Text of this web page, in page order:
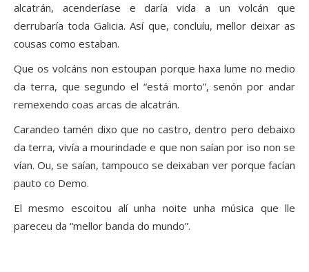
alcatrán, acenderíase e daría vida a un volcán que
derrubaría toda Galicia. Así que, concluíu, mellor deixar as
cousas como estaban.
Que os volcáns non estoupan porque haxa lume no medio
da terra, que segundo el “está morto”, senón por andar
remexendo coas arcas de alcatrán.
Carandeo tamén dixo que no castro, dentro pero debaixo
da terra, vivía a mourindade e que non saían por iso non se
vían. Ou, se saían, tampouco se deixaban ver porque facían
pauto co Demo.
El mesmo escoitou alí unha noite unha música que lle
pareceu da “mellor banda do mundo”.